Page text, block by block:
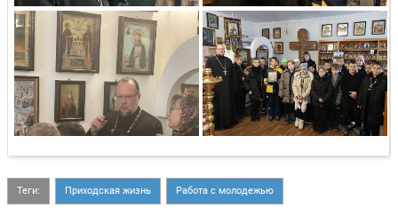
Теги: Приходская жизнь Работа с молодежью